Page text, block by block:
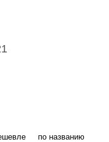
по названию